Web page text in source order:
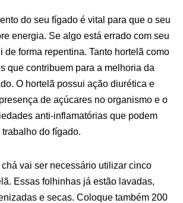
do seu fígado é vital para que o seu
energia. Se algo está errado com seu
de forma repentina. Tanto hortelã como
que contribuem para a melhoria da
O hortelã possui ação diurética e
de açúcares no organismo e o
anti-inflamatórias que podem
do fígado.
chá vai ser necessário utilizar cinco
Essas folhinhas já estão lavadas,
e secas. Coloque também 200